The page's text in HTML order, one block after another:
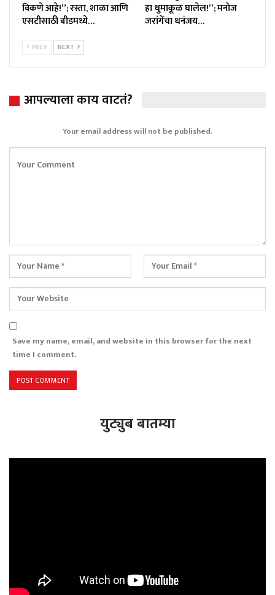
विकणे आहे!”; रस्ता, शाळा आणि
एसटीसाठी बीडमध्ये…
हा धुमाकूळ घालेल!”; मनोज
जरांगेंचा धनंजय…
PREV NEXT
आपल्याला काय वाटतं?
Your email address will not be published.
Save my name, email, and website in this browser for the next
time I comment.
युट्युब बातम्या